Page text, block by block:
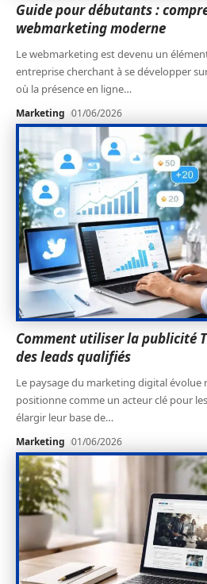
Guide pour débutants :
webmarketing moderne
Le webmarketing est devenu un
entreprise cherchant à se développer
où la présence en ligne…
Marketing 01/06/2026
Comment utiliser la publicité
des leads qualifiés
Le paysage du marketing digital
positionne comme un acteur clé pour
élargir leur base de…
Marketing 01/06/2026